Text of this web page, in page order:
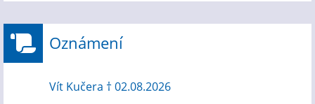
Oznámení
Vít Kučera † 02.08.2026